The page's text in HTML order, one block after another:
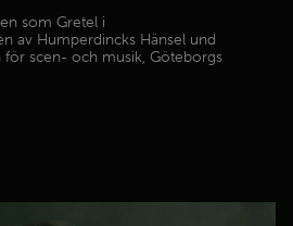
som Gretel i
av Humperdincks Hänsel und
för scen- och musik, Göteborgs